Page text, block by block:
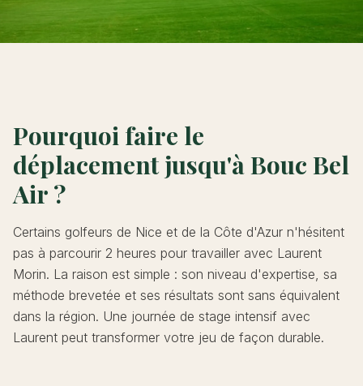
Pourquoi faire le
déplacement jusqu'à Bouc Bel
Air ?
Certains golfeurs de Nice et de la Côte d'Azur n'hésitent
pas à parcourir 2 heures pour travailler avec Laurent
Morin. La raison est simple : son niveau d'expertise, sa
méthode brevetée et ses résultats sont sans équivalent
dans la région. Une journée de stage intensif avec
Laurent peut transformer votre jeu de façon durable.